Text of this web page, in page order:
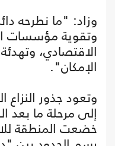
وزاد: "ما نطرحه
وتقوية مؤسسات
الاقتصادي،
الإمكان".
وتعود جذور النزاع
إلى مرحلة ما بعد
خضعت المنطقة